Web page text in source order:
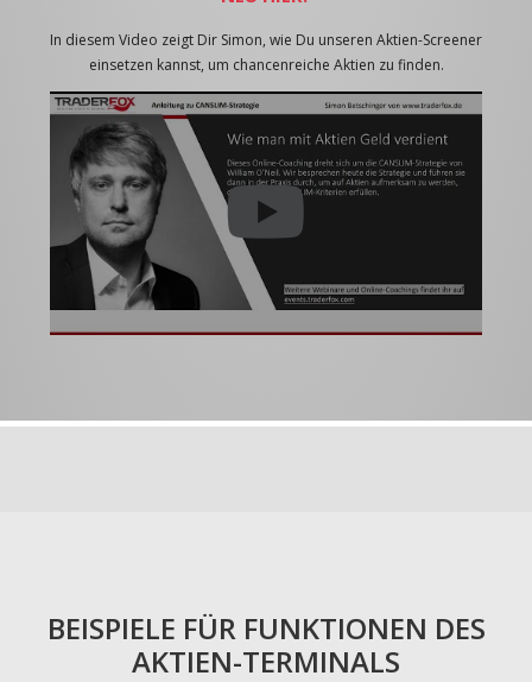
In diesem Video zeigt Dir Simon, wie Du unseren Aktien-Screener
einsetzen kannst, um chancenreiche Aktien zu finden.
BEISPIELE FÜR FUNKTIONEN DES
AKTIEN-TERMINALS